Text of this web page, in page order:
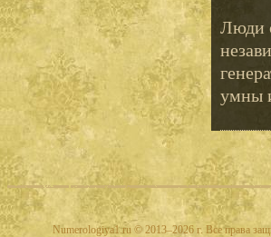
Люди
умны
Numerologiya1.ru © 2013–2026 г. Все права